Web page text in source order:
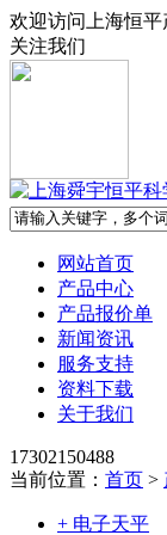
欢迎访问上海恒
关注我们
网站首页
产品中心
产品报价单
新闻资讯
服务支持
资料下载
关于我们
17302150488
当前位置： 首页 >
+ 电子天平